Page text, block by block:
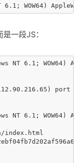
一段JS：
NT 6.1; WOW64)
port
NT 6.1; WOW64)